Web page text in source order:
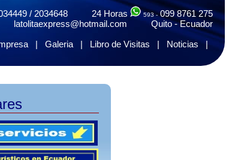
/ 2034648 24 Horas 593 -099 8761 275
latolitaexpress@hotmail.com Quito - Ecuador
|Galeria | Libro de Visitas | Noticias |